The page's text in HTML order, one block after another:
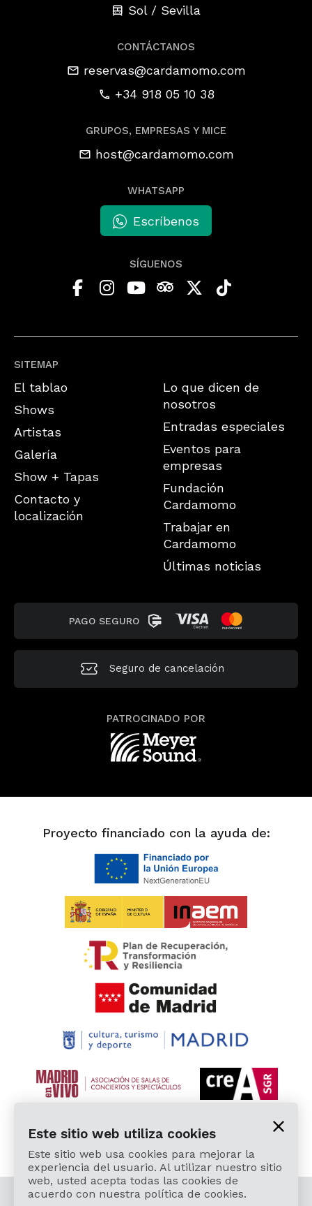
SITEMAP
El tablao
Shows
Artistas
Galería
Show + Tapas
Contacto y
localización
Lo que dicen de
nosotros
Entradas especiales
Eventos para
empresas
Fundación
Cardamomo
Trabajar en
Cardamomo
Últimas noticias
Sol / Sevilla
CONTÁCTANOS
reservas@cardamomo.com
+34 918 05 10 38
GRUPOS, EMPRESAS Y MICE
host@cardamomo.com
WHATSAPP
Escríbenos
SÍGUENOS
PAGO SEGURO
Seguro de cancelación
PATROCINADO POR
Proyecto financiado con la ayuda de:
© 2026 Cardamomo Flamenco Madrid - Todos los
Este sitio web utiliza cookies
Este sitio web usa cookies para mejorar la
experiencia del usuario. Al utilizar nuestro sitio
web, usted acepta todas las cookies de
acuerdo con nuestra política de cookies.